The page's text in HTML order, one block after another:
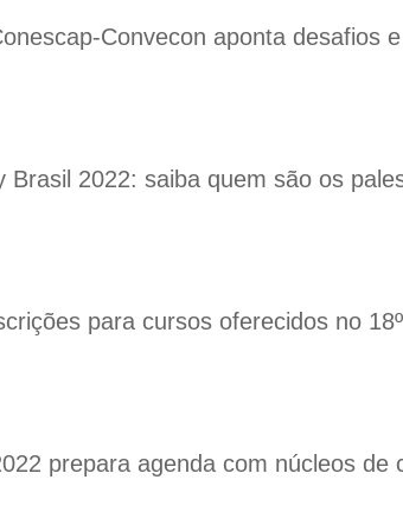
Convecon aponta desafios
Brasil 2022: saiba quem são os
para cursos oferecidos no
prepara agenda com núcleos de